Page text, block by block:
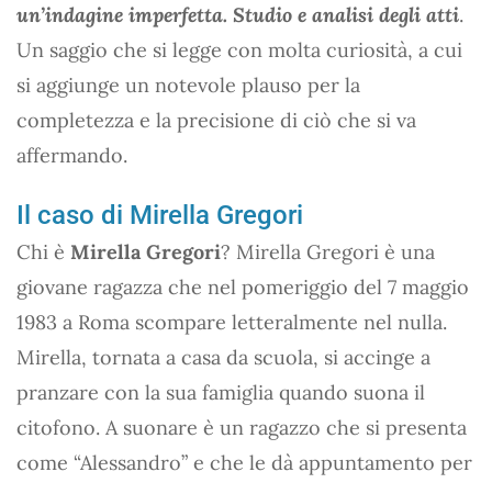
un’indagine imperfetta. Studio e analisi degli atti.
Un saggio che si legge con molta curiosità, a cui
si aggiunge un notevole plauso per la
completezza e la precisione di ciò che si va
affermando.
Il caso di Mirella Gregori
Chi è Mirella Gregori? Mirella Gregori è una
giovane ragazza che nel pomeriggio del 7 maggio
1983 a Roma scompare letteralmente nel nulla.
Mirella, tornata a casa da scuola, si accinge a
pranzare con la sua famiglia quando suona il
citofono. A suonare è un ragazzo che si presenta
come “Alessandro” e che le dà appuntamento per